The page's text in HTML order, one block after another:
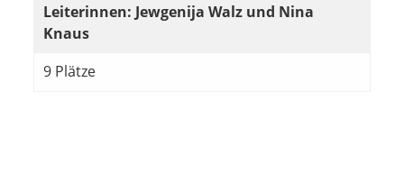
Leiterinnen: Jewgenija Walz und Nina
Knaus
9 Plätze